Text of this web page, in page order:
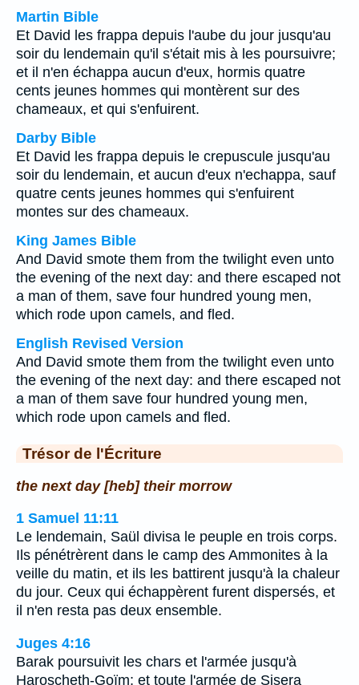
Martin Bible
Et David les frappa depuis l'aube du jour jusqu'au
soir du lendemain qu'il s'était mis à les poursuivre;
et il n'en échappa aucun d'eux, hormis quatre
cents jeunes hommes qui montèrent sur des
chameaux, et qui s'enfuirent.
Darby Bible
Et David les frappa depuis le crepuscule jusqu'au
soir du lendemain, et aucun d'eux n'echappa, sauf
quatre cents jeunes hommes qui s'enfuirent
montes sur des chameaux.
King James Bible
And David smote them from the twilight even unto
the evening of the next day: and there escaped not
a man of them, save four hundred young men,
which rode upon camels, and fled.
English Revised Version
And David smote them from the twilight even unto
the evening of the next day: and there escaped not
a man of them save four hundred young men,
which rode upon camels and fled.
Trésor de l'Écriture
the next day [heb] their morrow
1 Samuel 11:11
Le lendemain, Saül divisa le peuple en trois corps.
Ils pénétrèrent dans le camp des Ammonites à la
veille du matin, et ils les battirent jusqu'à la chaleur
du jour. Ceux qui échappèrent furent dispersés, et
il n'en resta pas deux ensemble.
Juges 4:16
Barak poursuivit les chars et l'armée jusqu'à
Haroscheth-Goïm; et toute l'armée de Sisera